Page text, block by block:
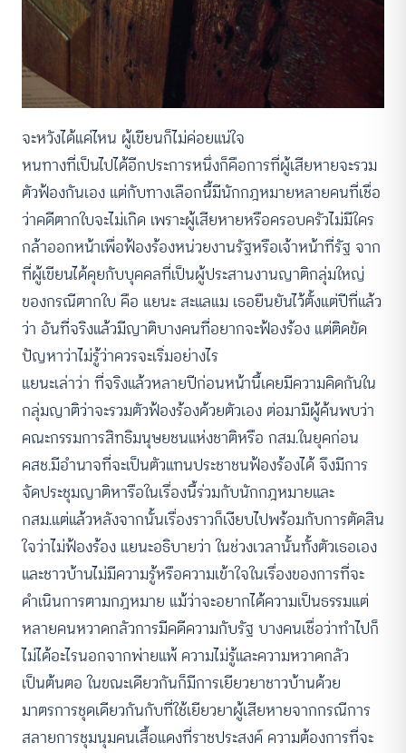
จะหวังได้แค่ไหน ผู้เขียนก็ไม่ค่อยแน่ใจ
หนทางที่เป็นไปได้อีกประการหนึ่งก็คือการที่ผู้เสียหายจะรวม
ตัวฟ้องกันเอง แต่กับทางเลือกนี้มีนักกฎหมายหลายคนที่เชื่อ
ว่าคดีตากใบจะไม่เกิด เพราะผู้เสียหายหรือครอบครัวไม่มีใคร
กล้าออกหน้าเพื่อฟ้องร้องหน่วยงานรัฐหรือเจ้าหน้าที่รัฐ จาก
ที่ผู้เขียนได้คุยกับบุคคลที่เป็นผู้ประสานงานญาติกลุ่มใหญ่
ของกรณีตากใบ คือ แยนะ สะแลแม เธอยืนยันไว้ตั้งแต่ปีที่แล้ว
ว่า อันที่จริงแล้วมีญาติบางคนที่อยากจะฟ้องร้อง แต่ติดขัด
ปัญหาว่าไม่รู้ว่าควรจะเริ่มอย่างไร
แยนะเล่าว่า ที่จริงแล้วหลายปีก่อนหน้านี้เคยมีความคิดกันใน
กลุ่มญาติว่าจะรวมตัวฟ้องร้องด้วยตัวเอง ต่อมามีผู้ค้นพบว่า
คณะกรรมการสิทธิมนุษยชนแห่งชาติหรือ กสม.ในยุคก่อน
คสช.มีอำนาจที่จะเป็นตัวแทนประชาชนฟ้องร้องได้ จึงมีการ
จัดประชุมญาติหารือในเรื่องนี้ร่วมกับนักกฎหมายและ
กสม.แต่แล้วหลังจากนั้นเรื่องราวก็เงียบไปพร้อมกับการตัดสิน
ใจว่าไม่ฟ้องร้อง แยนะอธิบายว่า ในช่วงเวลานั้นทั้งตัวเธอเอง
และชาวบ้านไม่มีความรู้หรือความเข้าใจในเรื่องของการที่จะ
ดำเนินการตามกฎหมาย แม้ว่าจะอยากได้ความเป็นธรรมแต่
หลายคนหวาดกลัวการมีคดีความกับรัฐ บางคนเชื่อว่าทำไปก็
ไม่ได้อะไรนอกจากพ่ายแพ้ ความไม่รู้และความหวาดกลัว
เป็นต้นตอ ในขณะเดียวกันก็มีการเยียวยาชาวบ้านด้วย
มาตรการชุดเดียวกันกับที่ใช้เยียวยาผู้เสียหายจากกรณีการ
สลายการชุมนุมคนเสื้อแดงที่ราชประสงค์ ความต้องการที่จะ